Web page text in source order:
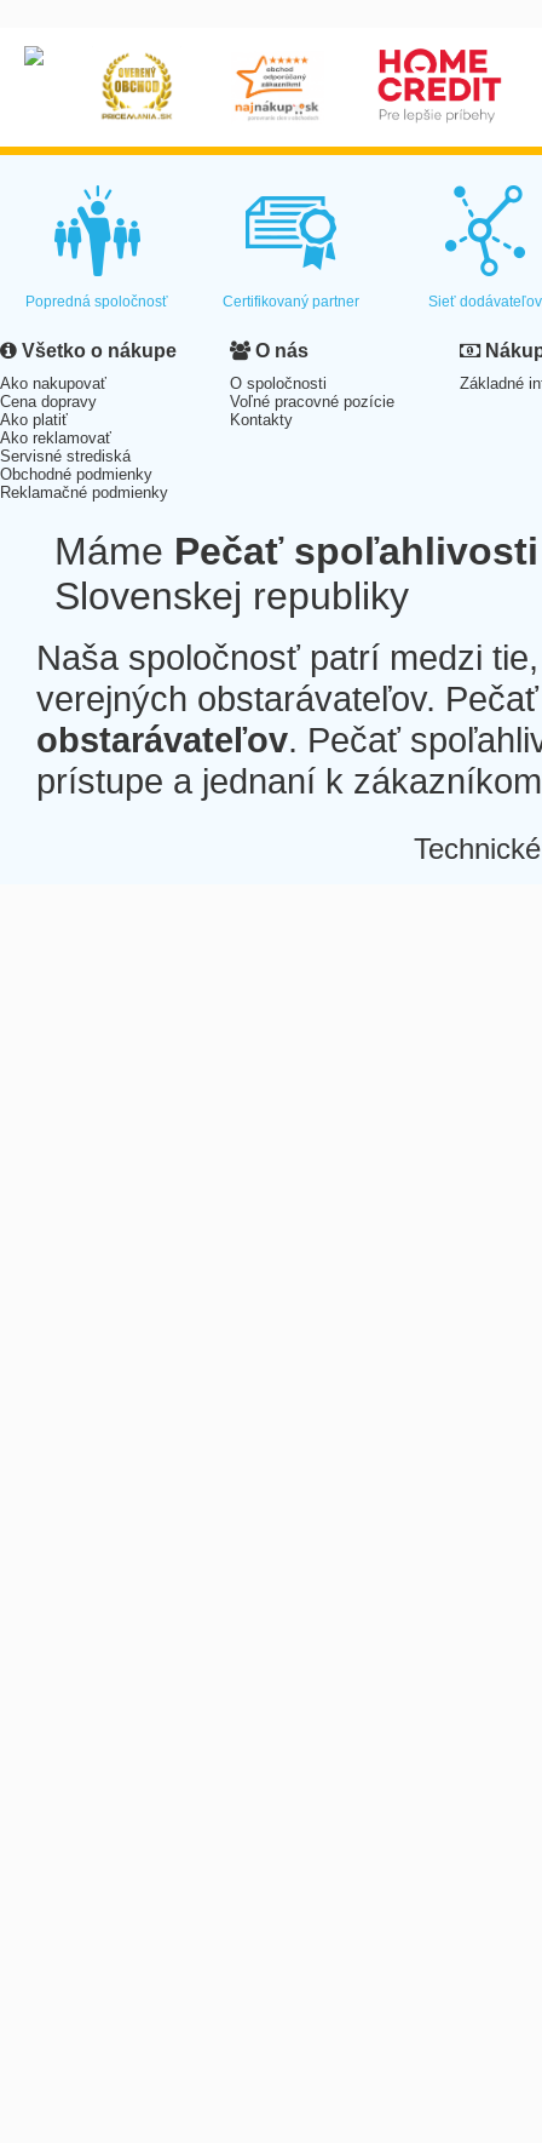
Popredná spoločnosť Certifikovaný partner Sieť dodávateľov
Všetko o nákupe
Ako nakupovať
Cena dopravy
Ako platiť
Ako reklamovať
Servisné strediská
Obchodné podmienky
Reklamačné podmienky
O nás
O spoločnosti
Voľné pracovné pozície
Kontakty
Základné
Máme Pečať spoľahlivosti
Slovenskej republiky
Naša spoločnosť patrí medzi
verejných obstarávateľov.
obstarávateľov. Pečať
prístupe a jednaní k